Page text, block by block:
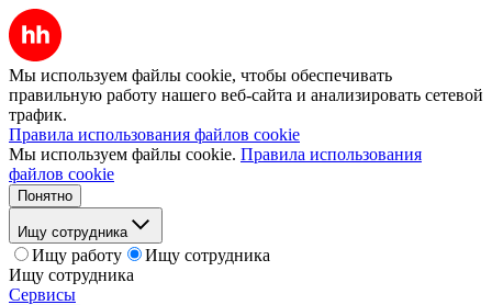
Мы используем файлы cookie, чтобы обеспечивать
правильную работу нашего веб-сайта и анализировать сетевой
трафик.
Правила использования файлов cookie
Мы используем файлы cookie. Правила использования
файлов cookie
Понятно
Ищу сотрудника
Ищу работу
Ищу сотрудника
Ищу сотрудника
Сервисы